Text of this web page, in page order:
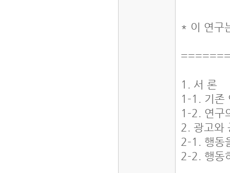
* 이 연구
1. 서 론
1-1. 기존
1-2. 연구
2. 광고와
2-1. 행동
2-2. 행동